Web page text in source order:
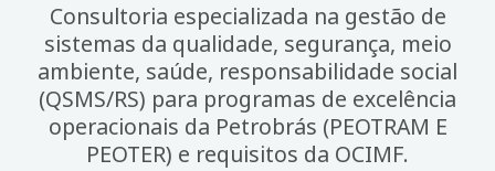
Consultoria especializada na gestão de
sistemas da qualidade, segurança, meio
ambiente, saúde, responsabilidade social
(QSMS/RS) para programas de excelência
operacionais da Petrobrás (PEOTRAM E
PEOTER) e requisitos da OCIMF.